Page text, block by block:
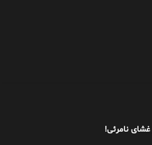
غشای نامرئی!